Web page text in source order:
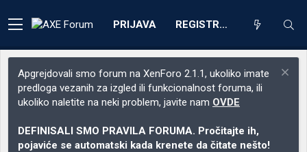
PRIJAVA REGISTRACIJA
Apgrejdovali smo forum na XenForo 2.1.1, ukoliko imate
predloga vezanih za izgled ili funkcionalnost foruma, ili
ukoliko naletite na neki problem, javite nam OVDE
DEFINISALI SMO PRAVILA FORUMA. Pročitajte ih,
pojaviće se automatski kada krenete da čitate nešto!